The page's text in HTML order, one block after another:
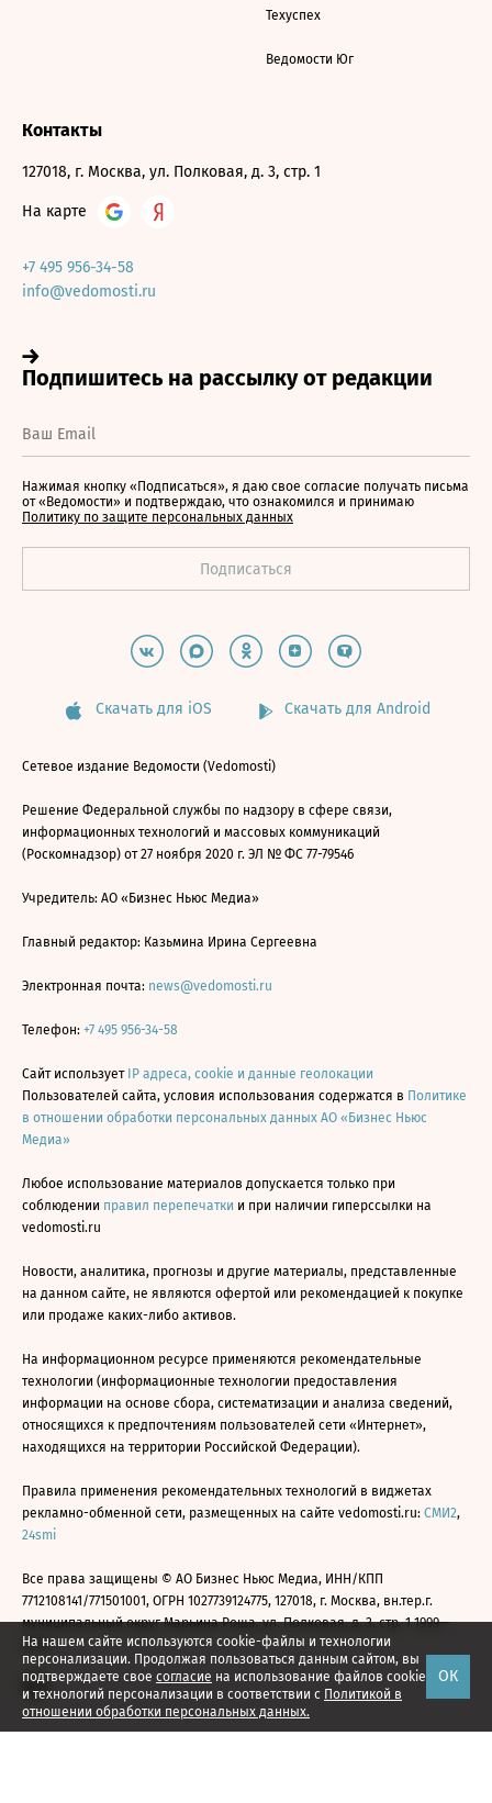
На нашем сайте используются cookie-файлы и технологии
персонализации. Продолжая пользоваться данным сайтом, вы
подтверждаете свое согласие на использование файлов cookie
и технологий персонализации в соответствии с Политикой в
отношении обработки персональных данных.
ОК
Техуспех
Ведомости Юг
Контакты
127018, г. Москва, ул. Полковая, д. 3, стр. 1
На карте
+7 495 956-34-58
info@vedomosti.ru
Нажимая кнопку «Подписаться», я даю свое согласие получать письма
от «Ведомости» и подтверждаю, что ознакомился и принимаю
Политику по защите персональных данных
Скачать для iOS Скачать для Android
Сетевое издание Ведомости (Vedomosti)
Решение Федеральной службы по надзору в сфере связи,
информационных технологий и массовых коммуникаций
(Роскомнадзор) от 27 ноября 2020 г. ЭЛ № ФС 77-79546
Учредитель: АО «Бизнес Ньюс Медиа»
Главный редактор: Казьмина Ирина Сергеевна
Электронная почта: news@vedomosti.ru
Телефон: +7 495 956-34-58
Сайт использует IP адреса, cookie и данные геолокации
Пользователей сайта, условия использования содержатся в Политике
в отношении обработки персональных данных АО «Бизнес Ньюс
Медиа»
Любое использование материалов допускается только при
соблюдении правил перепечатки и при наличии гиперссылки на
vedomosti.ru
Новости, аналитика, прогнозы и другие материалы, представленные
на данном сайте, не являются офертой или рекомендацией к покупке
или продаже каких-либо активов.
На информационном ресурсе применяются рекомендательные
технологии (информационные технологии предоставления
информации на основе сбора, систематизации и анализа сведений,
относящихся к предпочтениям пользователей сети «Интернет»,
находящихся на территории Российской Федерации).
Правила применения рекомендательных технологий в виджетах
рекламно-обменной сети, размещенных на сайте vedomosti.ru: СМИ2,
24smi
Все права защищены © АО Бизнес Ньюс Медиа, ИНН/КПП
7712108141/771501001, ОГРН 1027739124775, 127018, г. Москва, вн.тер.г.
муниципальный округ Марьина Роща, ул. Полковая, д. 3, стр. 1 1999—
2026